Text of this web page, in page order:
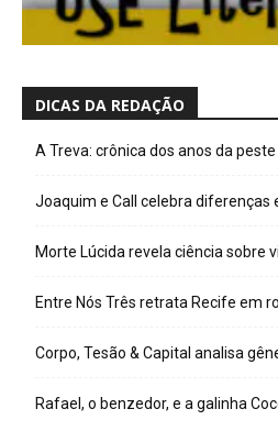
DICAS DA REDAÇÃO
A Treva: crônica dos anos da
Joaquim e Call celebra diferenças
Morte Lúcida revela ciência sobre
Entre Nós Três retrata Recife em
Corpo, Tesão & Capital analisa
Rafael, o benzedor, e a galinha